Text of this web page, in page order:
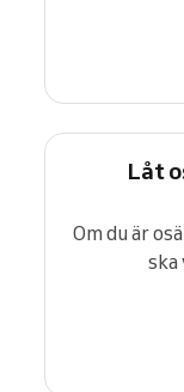
Låt
Om du är
ska